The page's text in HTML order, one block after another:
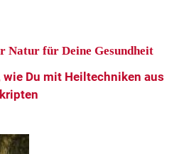
Natur für Deine Gesundheit
Du mit Heiltechniken aus